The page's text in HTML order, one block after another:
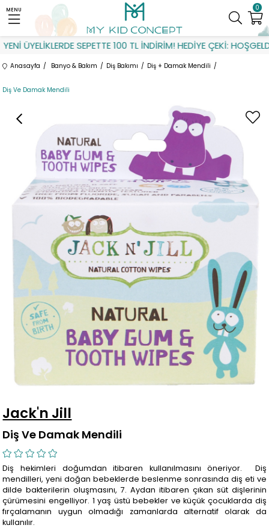
ÜYELİKLERDE SEPETTE 100 TL İNDİRİM! HEDİYE ÇEKİ: HOŞGELDİN
0
MENU
Anasayfa Banyo & Bakım Diş Bakımı Diş + Damak Mendili
Diş Ve Damak Mendili
Jack'n Jill
Diş Ve Damak Mendili
Diş hekimleri doğumdan itibaren kullanılmasını öneriyor. Diş
mendilleri, yeni doğan bebeklerde beslenme sonrasında diş eti ve
dilde bakterilerin oluşmasını, 7. Aydan itibaren çıkan süt dişlerinin
çürümesini engelliyor. 1 yaş üstü bebekler ve küçük çocuklarda diş
fırçalamanın uygun olmadığı zamanlarda alternatif olarak da
kullanılır.